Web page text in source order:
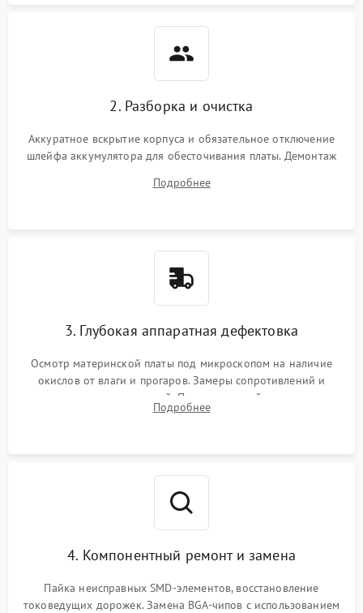
2. Разборка и очистка
Аккуратное вскрытие корпуса и обязательное отключение
шлейфа аккумулятора для обесточивания платы. Демонтаж
высохшей термопасты с кристаллов чипов.
Подробнее
3. Глубокая аппаратная дефектовка
Осмотр материнской платы под микроскопом на наличие
окислов от влаги и прогаров. Замеры сопротивлений и
дежурных напряжений. Проверка цепей питания,
мультиконтроллера, процессора и видеочипа.
Подробнее
4. Компонентный ремонт и замена
Пайка неисправных SMD-элементов, восстановление
токоведущих дорожек. Замена BGA-чипов с использованием